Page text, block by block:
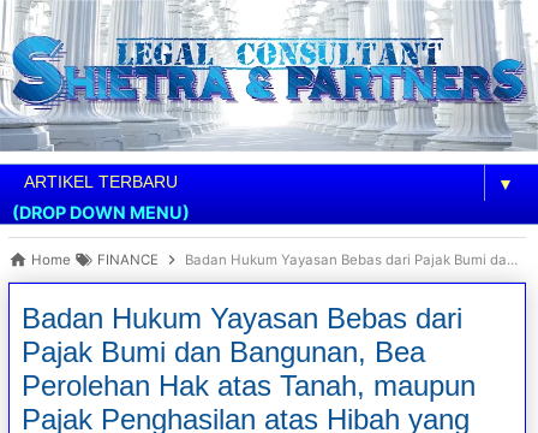
▼
(DROP DOWN MENU)
Home FINANCE Badan Hukum Yayasan Bebas dari Pajak Bumi dan Bangunan, Bea Perolehan Hak atas Tanah, maupun Pajak Penghasilan atas Hibah yang Diterimanya
Badan Hukum Yayasan Bebas dari
Pajak Bumi dan Bangunan, Bea
Perolehan Hak atas Tanah, maupun
Pajak Penghasilan atas Hibah yang